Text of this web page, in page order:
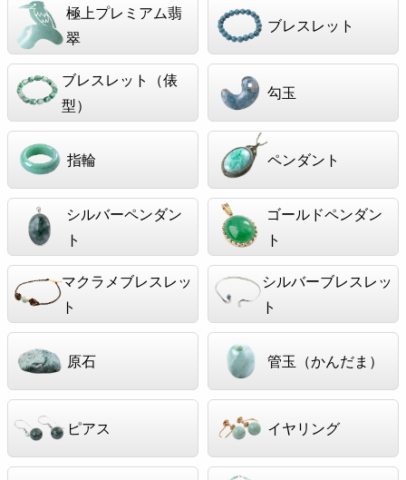
極上プレミアム翡
翠
ブレスレット
ブレスレット（俵
型）
勾玉
指輪 ペンダント
シルバーペンダン
ト
ゴールドペンダン
ト
マクラメブレスレッ
ト
シルバーブレスレッ
ト
原石 管玉（かんだま）
ピアス イヤリング